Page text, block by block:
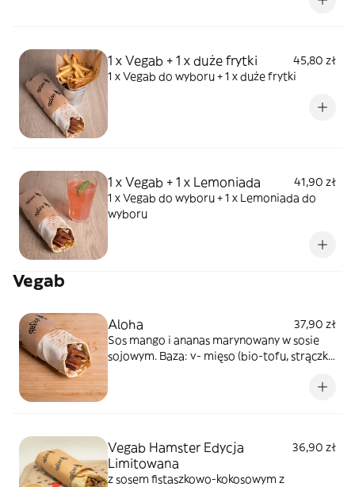
1 x Vegab + 1 x duże frytki
45,80 zł
1 x Vegab do wyboru + 1 x duże frytki
1 x Vegab + 1 x Lemoniada
41,90 zł
1 x Vegab do wyboru + 1 x Lemoniada do
wyboru
Vegab
Aloha
37,90 zł
Sos mango i ananas marynowany w sosie
sojowym. Baza: v- mięso (bio-tofu, strączki,
Vegab Hamster Edycja
Limitowana
36,90 zł
z sosem fistaszkowo-kokosowym z